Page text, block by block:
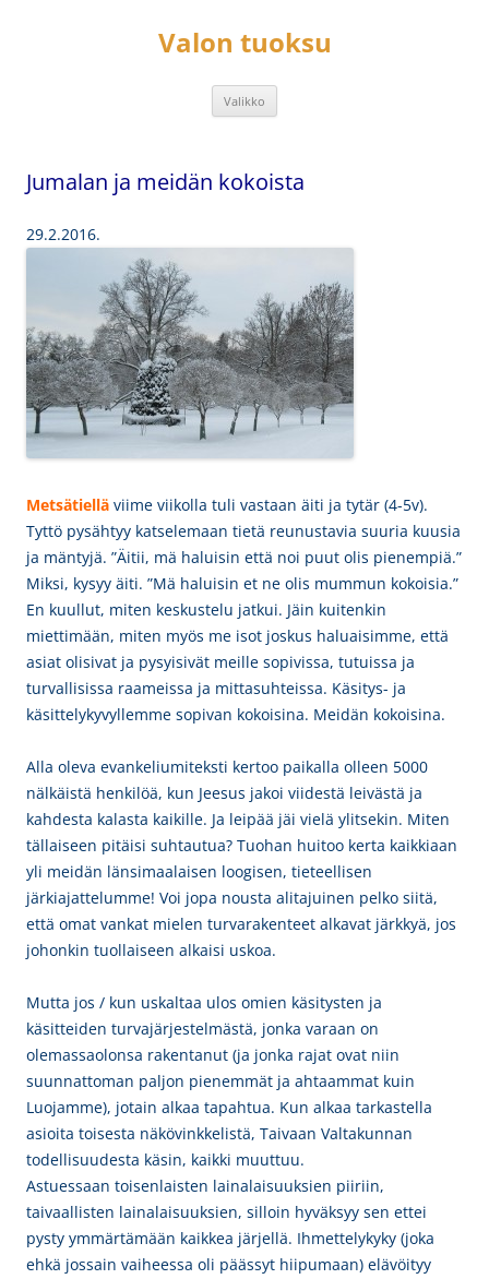
Valon tuoksu
Valikko
Jumalan ja meidän kokoista
29.2.2016.
Metsätiellä viime viikolla tuli vastaan äiti ja tytär (4-5v).
Tyttö pysähtyy katselemaan tietä reunustavia suuria kuusia
ja mäntyjä. ”Äitii, mä haluisin että noi puut olis pienempiä.”
Miksi, kysyy äiti. ”Mä haluisin et ne olis mummun kokoisia.”
En kuullut, miten keskustelu jatkui. Jäin kuitenkin
miettimään, miten myös me isot joskus haluaisimme, että
asiat olisivat ja pysyisivät meille sopivissa, tutuissa ja
turvallisissa raameissa ja mittasuhteissa. Käsitys- ja
käsittelykyvyllemme sopivan kokoisina. Meidän kokoisina.
Alla oleva evankeliumiteksti kertoo paikalla olleen 5000
nälkäistä henkilöä, kun Jeesus jakoi viidestä leivästä ja
kahdesta kalasta kaikille. Ja leipää jäi vielä ylitsekin. Miten
tällaiseen pitäisi suhtautua? Tuohan huitoo kerta kaikkiaan
yli meidän länsimaalaisen loogisen, tieteellisen
järkiajattelumme! Voi jopa nousta alitajuinen pelko siitä,
että omat vankat mielen turvarakenteet alkavat järkkyä, jos
johonkin tuollaiseen alkaisi uskoa.
Mutta jos / kun uskaltaa ulos omien käsitysten ja
käsitteiden turvajärjestelmästä, jonka varaan on
olemassaolonsa rakentanut (ja jonka rajat ovat niin
suunnattoman paljon pienemmät ja ahtaammat kuin
Luojamme), jotain alkaa tapahtua. Kun alkaa tarkastella
asioita toisesta näkövinkkelistä, Taivaan Valtakunnan
todellisuudesta käsin, kaikki muuttuu.
Astuessaan toisenlaisten lainalaisuuksien piiriin,
taivaallisten lainalaisuuksien, silloin hyväksyy sen ettei
pysty ymmärtämään kaikkea järjellä. Ihmettelykyky (joka
ehkä jossain vaiheessa oli päässyt hiipumaan) elävöityy